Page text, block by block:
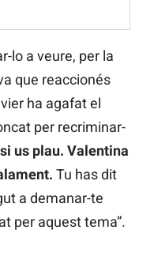
lo a veure, per la
que reaccionés
ha agafat el
per recriminar-
us plau. Valentina
Tu has dit
a demanar-te
per aquest tema”.